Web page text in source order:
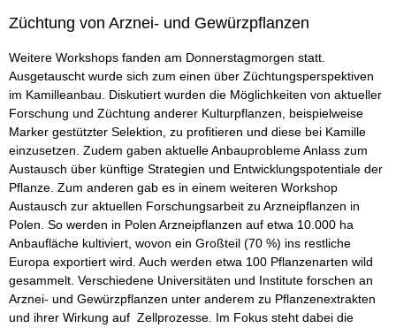
Züchtung von Arznei- und Gewürzpflanzen
Weitere Workshops fanden am Donnerstagmorgen statt.
Ausgetauscht wurde sich zum einen über Züchtungsperspektiven
im Kamilleanbau. Diskutiert wurden die Möglichkeiten von aktueller
Forschung und Züchtung anderer Kulturpflanzen, beispielweise
Marker gestützter Selektion, zu profitieren und diese bei Kamille
einzusetzen. Zudem gaben aktuelle Anbauprobleme Anlass zum
Austausch über künftige Strategien und Entwicklungspotentiale der
Pflanze. Zum anderen gab es in einem weiteren Workshop
Austausch zur aktuellen Forschungsarbeit zu Arzneipflanzen in
Polen. So werden in Polen Arzneipflanzen auf etwa 10.000 ha
Anbaufläche kultiviert, wovon ein Großteil (70 %) ins restliche
Europa exportiert wird. Auch werden etwa 100 Pflanzenarten wild
gesammelt. Verschiedene Universitäten und Institute forschen an
Arznei- und Gewürzpflanzen unter anderem zu Pflanzenextrakten
und ihrer Wirkung auf Zellprozesse. Im Fokus steht dabei die